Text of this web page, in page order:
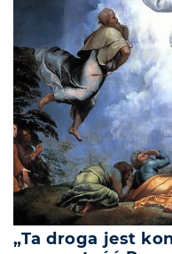
„Ta droga jest